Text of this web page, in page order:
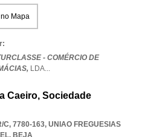
Mapa
- COMÉRCIO DE
LDA...
Caeiro, Sociedade
C, 7780-163, UNIAO FREGUESIAS
, BEJA